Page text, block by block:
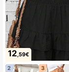
12,59€
2 3